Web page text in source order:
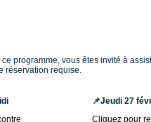
programme, vous êtes invité à
réservation requise.
📌Jeudi 27
Cliquez pour